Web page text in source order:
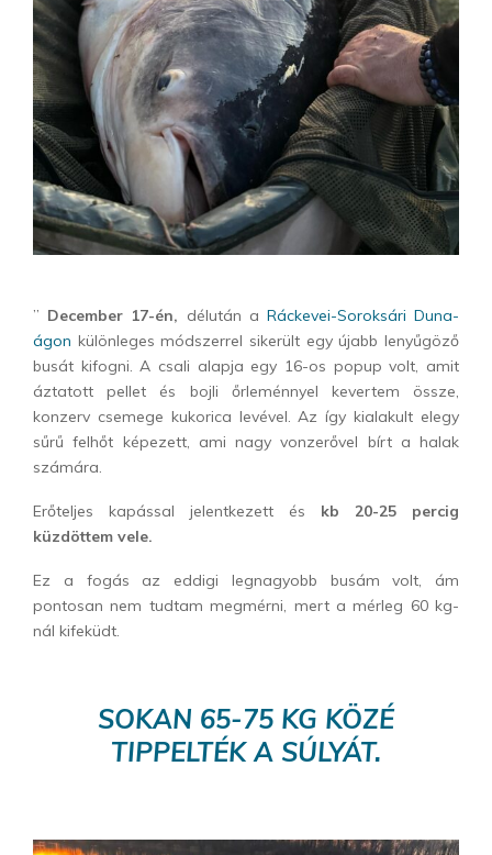
” December 17-én, délután a Ráckevei-Soroksári Duna-
ágon különleges módszerrel sikerült egy újabb lenyűgöző
busát kifogni. A csali alapja egy 16-os popup volt, amit
áztatott pellet és bojli őrleménnyel kevertem össze,
konzerv csemege kukorica levével. Az így kialakult elegy
sűrű felhőt képezett, ami nagy vonzerővel bírt a halak
számára.
Erőteljes kapással jelentkezett és kb 20-25 percig
küzdöttem vele.
Ez a fogás az eddigi legnagyobb busám volt, ám
pontosan nem tudtam megmérni, mert a mérleg 60 kg-
nál kifeküdt.
SOKAN 65-75 KG KÖZÉ
TIPPELTÉK A SÚLYÁT.